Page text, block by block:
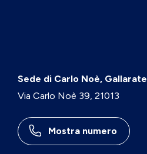
Sede di Carlo Noè, Gallarate
Via Carlo Noè 39, 21013
Mostra numero